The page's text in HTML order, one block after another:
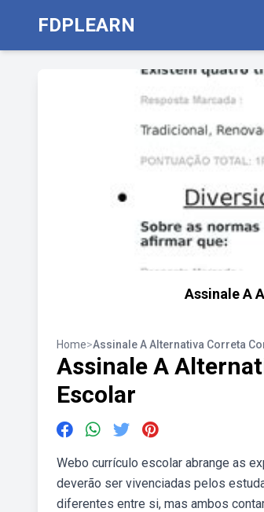
FDPLEARN
Assinale A
Home>Assinale A Alternativa Correta
Assinale A
Escolar
Webo currículo escolar abrange as
deverão ser vivenciadas pelos
diferentes entre si, mas ambos